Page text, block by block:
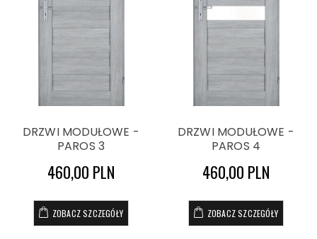
DRZWI MODUŁOWE -
PAROS 3
460,00 PLN
ZOBACZ SZCZEGÓŁY
DRZWI MODUŁOWE -
PAROS 4
460,00 PLN
ZOBACZ SZCZEGÓŁY